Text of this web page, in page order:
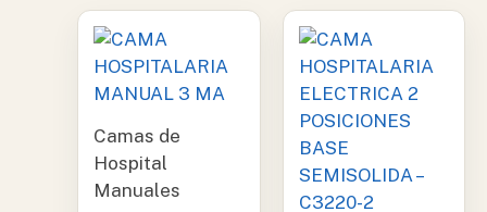
Camas de
Hospital
Manuales